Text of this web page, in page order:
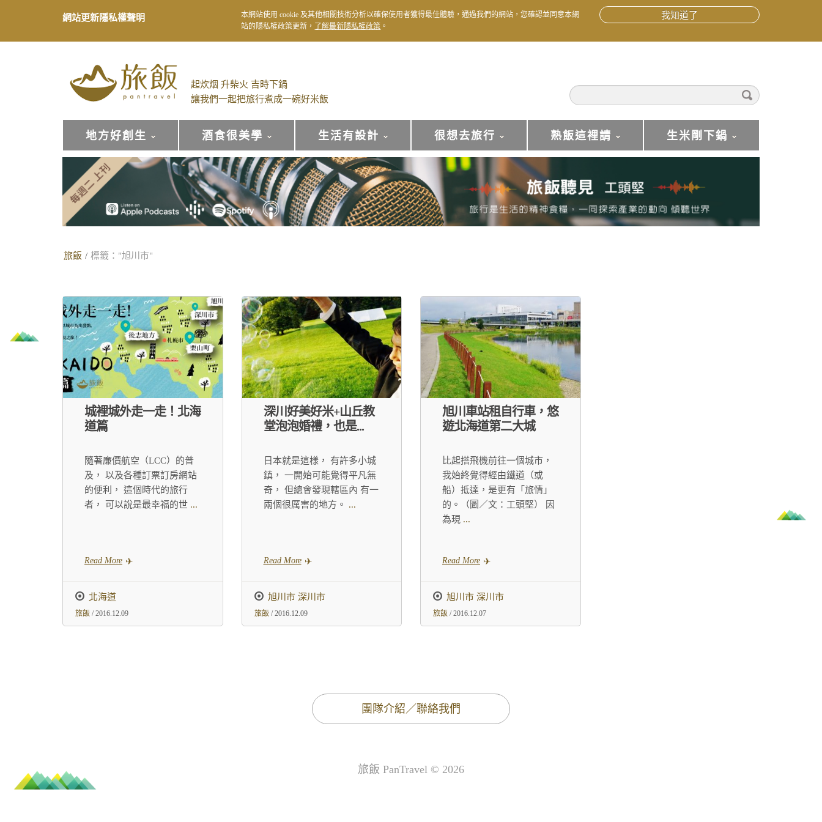
起炊烟 升柴火 吉時下鍋
讓我們一起把旅行煮成一碗好米飯
地方好創生 酒食很美學 生活有設計 很想去旅行 熟飯這裡請 生米剛下鍋
旅飯 / 標籤："旭川市"
城裡城外走一走！北海
道篇
隨著廉價航空（LCC）的普
及， 以及各種訂票訂房網站
的便利， 這個時代的旅行
者， 可以說是最幸福的世 ...
Read More
北海道
旅飯 / 2016.12.09
深川好美好米+山丘教
堂泡泡婚禮，也是...
日本就是這樣， 有許多小城
鎮， 一開始可能覺得平凡無
奇， 但總會發現轄區內 有一
兩個很厲害的地方。 ...
Read More
旭川市 深川市
旅飯 / 2016.12.09
旭川車站租自行車，悠
遊北海道第二大城
比起搭飛機前往一個城市，
我始終覺得經由鐵道（或
船）抵達，是更有「旅情」
的。（圖／文：工頭堅） 因
為現 ...
Read More
旭川市 深川市
旅飯 / 2016.12.07
團隊介紹／聯絡我們
旅飯 PanTravel © 2026
網站更新隱私權聲明
本網站使用 cookie 及其他相關技術分析以確保使用者獲得最佳體驗，通過我們的網站，您確認並同意本網
站的隱私權政策更新，
了解最新隱私權政策 。
我知道了